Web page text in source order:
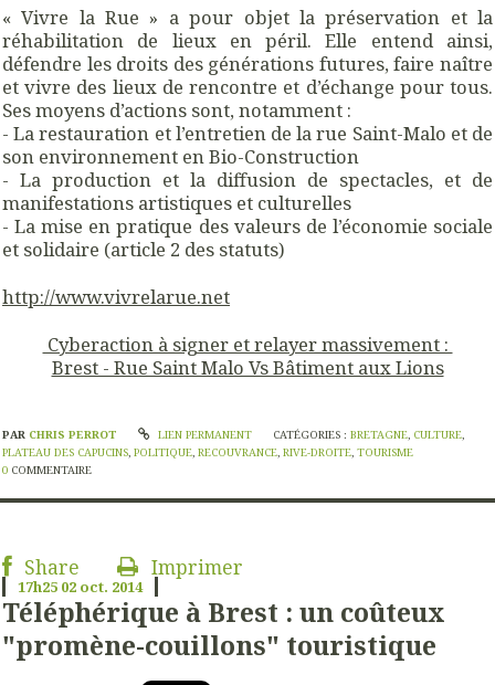
« Vivre la Rue » a pour objet la préservation et la
réhabilitation de lieux en péril. Elle entend ainsi,
défendre les droits des générations futures, faire naître
et vivre des lieux de rencontre et d’échange pour tous.
Ses moyens d’actions sont, notamment :
- La restauration et l’entretien de la rue Saint-Malo et de
son environnement en Bio-Construction
- La production et la diffusion de spectacles, et de
manifestations artistiques et culturelles
- La mise en pratique des valeurs de l’économie sociale
et solidaire (article 2 des statuts)
http://www.vivrelarue.net
Cyberaction à signer et relayer massivement :
Brest - Rue Saint Malo Vs Bâtiment aux Lions
PAR CHRIS PERROT LIEN PERMANENT CATÉGORIES :BRETAGNE, CULTURE,
PLATEAU DES CAPUCINS, POLITIQUE, RECOUVRANCE, RIVE-DROITE, TOURISME
0 COMMENTAIRE
Share Imprimer
17h25 02 oct. 2014
Téléphérique à Brest : un coûteux
"promène-couillons" touristique